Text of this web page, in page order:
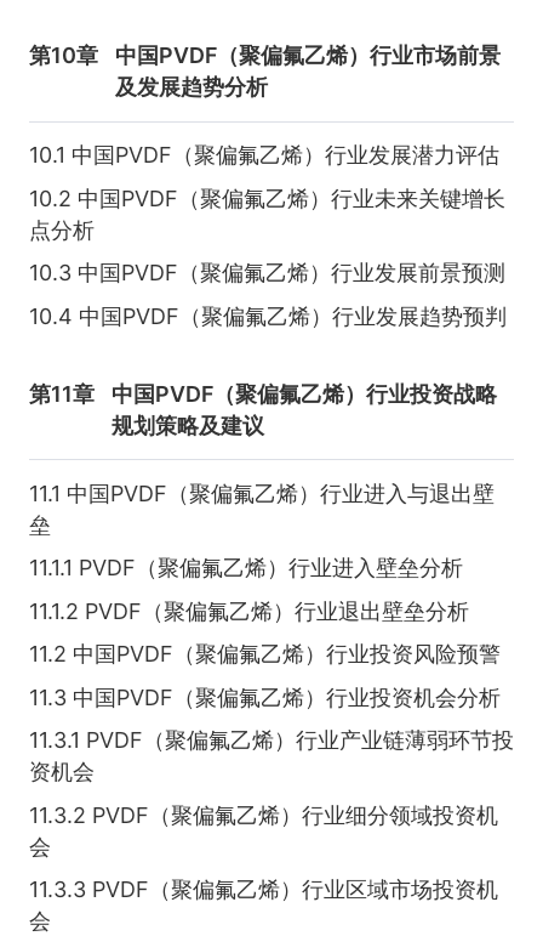
第10章
中国PVDF（聚偏氟乙烯）行业市场前景
及发展趋势分析
10.1 中国PVDF（聚偏氟乙烯）行业发展潜力评估
10.2 中国PVDF（聚偏氟乙烯）行业未来关键增长
点分析
10.3 中国PVDF（聚偏氟乙烯）行业发展前景预测
10.4 中国PVDF（聚偏氟乙烯）行业发展趋势预判
第11章
中国PVDF（聚偏氟乙烯）行业投资战略
规划策略及建议
11.1 中国PVDF（聚偏氟乙烯）行业进入与退出壁
垒
11.1.1 PVDF（聚偏氟乙烯）行业进入壁垒分析
11.1.2 PVDF（聚偏氟乙烯）行业退出壁垒分析
11.2 中国PVDF（聚偏氟乙烯）行业投资风险预警
11.3 中国PVDF（聚偏氟乙烯）行业投资机会分析
11.3.1 PVDF（聚偏氟乙烯）行业产业链薄弱环节投
资机会
11.3.2 PVDF（聚偏氟乙烯）行业细分领域投资机
会
11.3.3 PVDF（聚偏氟乙烯）行业区域市场投资机
会